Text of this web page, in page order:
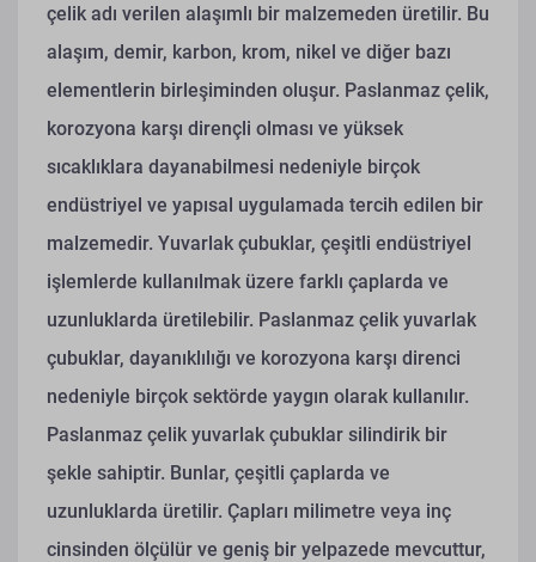
çelik adı verilen alaşımlı bir malzemeden üretilir. Bu
alaşım, demir, karbon, krom, nikel ve diğer bazı
elementlerin birleşiminden oluşur. Paslanmaz çelik,
korozyona karşı dirençli olması ve yüksek
sıcaklıklara dayanabilmesi nedeniyle birçok
endüstriyel ve yapısal uygulamada tercih edilen bir
malzemedir. Yuvarlak çubuklar, çeşitli endüstriyel
işlemlerde kullanılmak üzere farklı çaplarda ve
uzunluklarda üretilebilir. Paslanmaz çelik yuvarlak
çubuklar, dayanıklılığı ve korozyona karşı direnci
nedeniyle birçok sektörde yaygın olarak kullanılır.
Paslanmaz çelik yuvarlak çubuklar silindirik bir
şekle sahiptir. Bunlar, çeşitli çaplarda ve
uzunluklarda üretilir. Çapları milimetre veya inç
cinsinden ölçülür ve geniş bir yelpazede mevcuttur,